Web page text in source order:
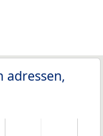
adressen,